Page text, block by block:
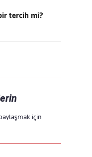
tercih mi?
için